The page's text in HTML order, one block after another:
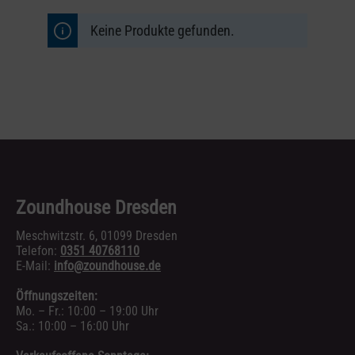
Keine Produkte gefunden.
Zoundhouse Dresden
Meschwitzstr. 6, 01099 Dresden
Telefon: 0351 40768110
E-Mail: info@zoundhouse.de
Öffnungszeiten:
Mo. – Fr.: 10:00 – 19:00 Uhr
Sa.: 10:00 – 16:00 Uhr